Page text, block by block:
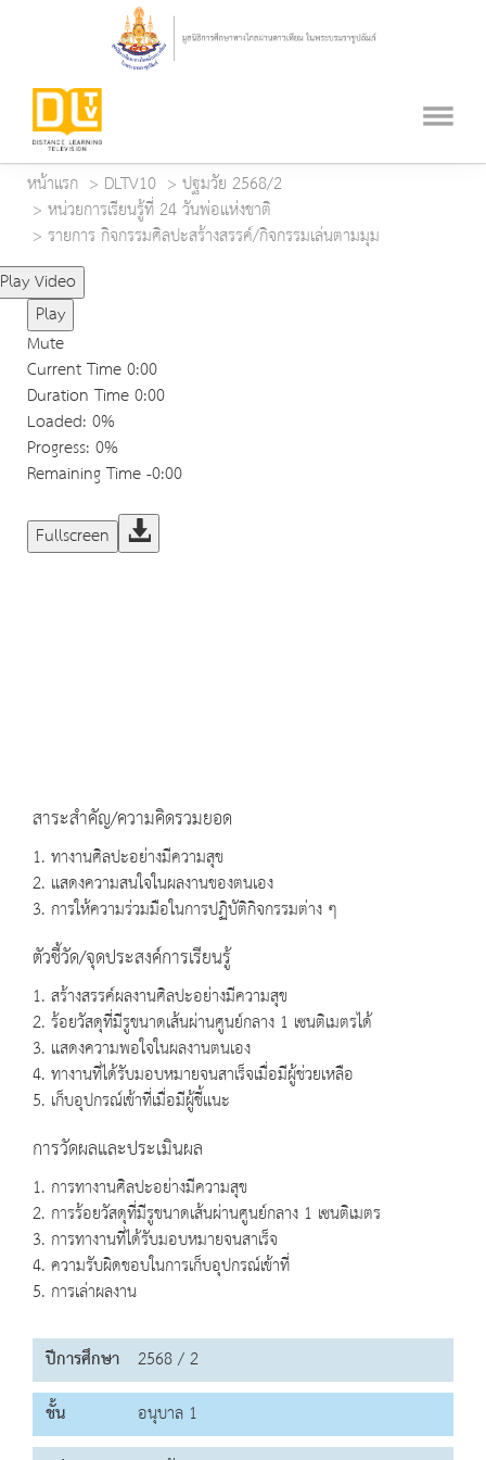
หน้าแรก DLTV10
ปฐมวัย 2568/2
หน่วยการเรียนรู้ที่ 24 วันพ่อแห่งชาติ
รายการ กิจกรรมศิลปะสร้างสรรค์/กิจกรรมเล่นตามมุม
Play Video
Play
Mute
Current Time0:00
Duration Time0:00
Loaded: 0%
Progress: 0%
Remaining Time-0:00
Fullscreen
สาระสำคัญ/ความคิดรวมยอด
1. ทางานศิลปะอย่างมีความสุข
2. แสดงความสนใจในผลงานของตนเอง
3. การให้ความร่วมมือในการปฏิบัติกิจกรรมต่าง ๆ
ตัวชี้วัด/จุดประสงค์การเรียนรู้
1. สร้างสรรค์ผลงานศิลปะอย่างมีความสุข
2. ร้อยวัสดุที่มีรูขนาดเส้นผ่านศูนย์กลาง 1 เซนติเมตรได้
3. แสดงความพอใจในผลงานตนเอง
4. ทางานที่ได้รับมอบหมายจนสาเร็จเมื่อมีผู้ช่วยเหลือ
5. เก็บอุปกรณ์เข้าที่เมื่อมีผู้ชี้แนะ
การวัดผลและประเมินผล
1. การทางานศิลปะอย่างมีความสุข
2. การร้อยวัสดุที่มีรูขนาดเส้นผ่านศูนย์กลาง 1 เซนติเมตร
3. การทางานที่ได้รับมอบหมายจนสาเร็จ
4. ความรับผิดชอบในการเก็บอุปกรณ์เข้าที่
5. การเล่าผลงาน
ปีการศึกษา 2568 / 2
ชั้น
อนุบาล 1